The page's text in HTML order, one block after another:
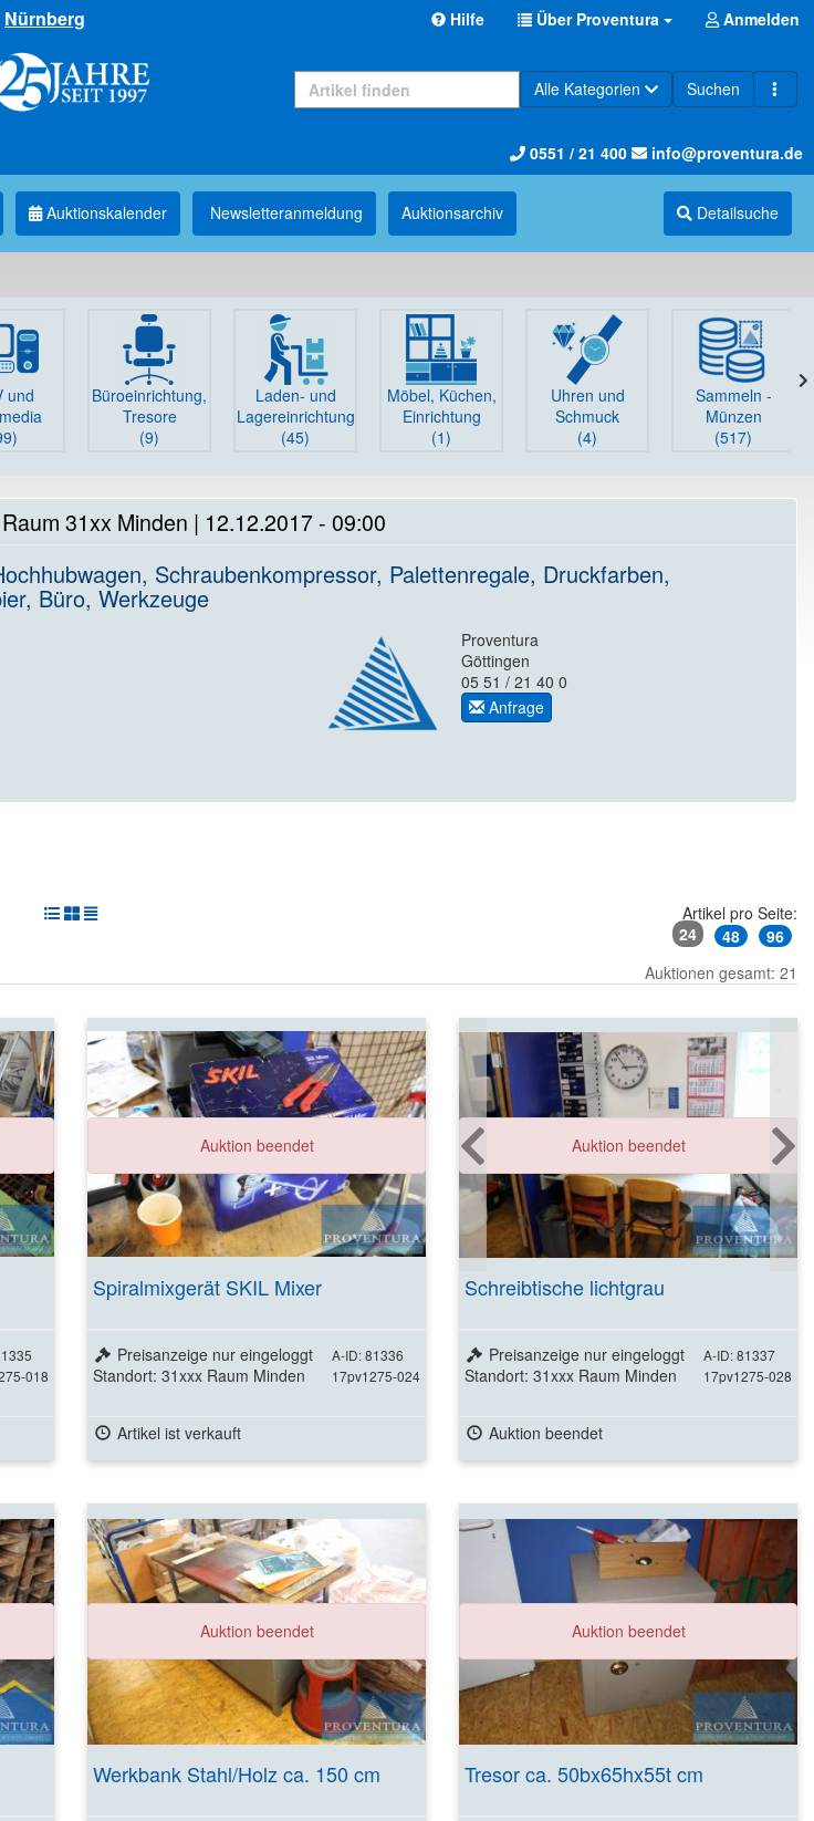
Nürnberg Hilfe Über Proventura Anmelden
Alle Kategorien Suchen
0551 / 21 400 info@proventura.de
Auktionskalender Newsletter­anmeldung Auktions­archiv Detailsuche
und
Büro­einrichtung,
Tresore
(9)
Laden- und
Lager­einrichtung
(45)
Möbel, Küchen,
Einrichtung
(1)
Uhren und
Schmuck
(4)
Sammeln -
Münzen
(517)
31xx Minden | 12.12.2017 - 09:00
Schraubenkompressor, Palettenregale, Druckfarben,
Büro, Werkzeuge
Proventura
Göttingen
05 51 / 21 40 0
Anfrage
Artikel pro Seite:
24
48
96
Auktionen gesamt: 21
018
Auktion beendet
Spiralmixgerät SKIL Mixer
A-ID: 81336
17pv1275-024
Preisanzeige nur eingeloggt
Standort: 31xxx Raum Minden
Artikel ist verkauft
Auktion beendet
Schreibtische lichtgrau
A-ID: 81337
17pv1275-028
Preisanzeige nur eingeloggt
Standort: 31xxx Raum Minden
Auktion beendet
Auktion beendet
Werkbank Stahl/Holz ca. 150 cm
Auktion beendet
Tresor ca. 50bx65hx55t cm